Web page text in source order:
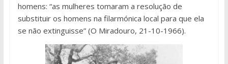
homens: “as mulheres tomaram a resolução de
substituir os homens na filarmónica local para que ela
se não extinguisse” (O Miradouro, 21-10-1966).